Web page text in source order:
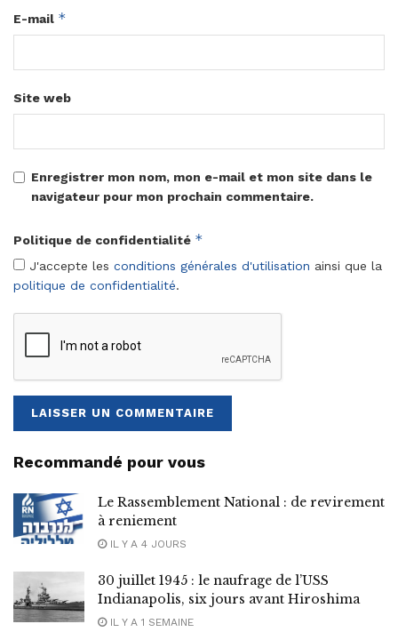
E-mail *
Site web
Enregistrer mon nom, mon e-mail et mon site dans le
navigateur pour mon prochain commentaire.
Politique de confidentialité *
J'accepte les conditions générales d'utilisation ainsi que la
politique de confidentialité.
Recommandé pour vous
Le Rassemblement National : de revirement
à reniement
IL Y A 4 JOURS
30 juillet 1945 : le naufrage de l’USS
Indianapolis, six jours avant Hiroshima
IL Y A 1 SEMAINE